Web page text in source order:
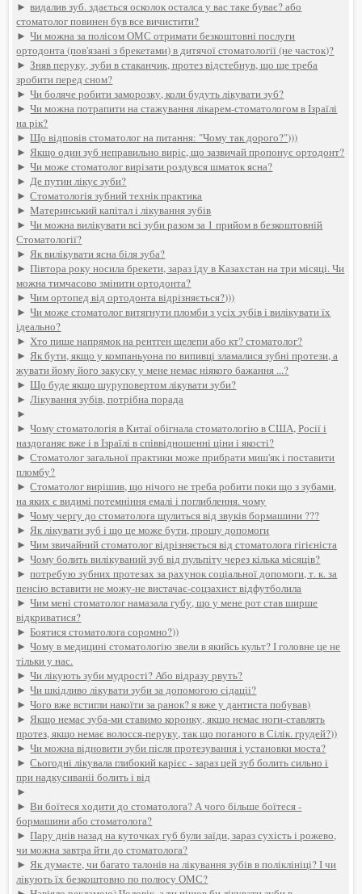
►видалив зуб. здається осколок осталса у вас таке буває? або
стоматолог повинен був все вичистити?
►Чи можна за полісом ОМС отримати безкоштовні послуги
ортодонта (пов'язані з брекетами) в дитячої стоматології (не часток)?
►Зняв перуку, зуби в стаканчик, протез відстебнув, що ще треба
зробити перед сном?
►Чи боляче робити заморозку, коли будуть лікувати зуб?
►Чи можна потрапити на стажування лікарем-стоматологом в Ізраїлі
на рік?
►Що відповів стоматолог на питання: "Чому так дорого?")))
►Якщо один зуб неправильно виріс, що зазвичай пропонує ортодонт?
►Чи може стоматолог вирізати роздувся шматок ясна?
►Де путин лікує зуби?
►Стоматологія зубний технік практика
►Материнський капітал і лікування зубів
►Чи можна вилікувати всі зуби разом за 1 прийом в безкоштовній
Стоматології?
►Як вилікувати ясна біля зуба?
►Півтора року носила брекети, зараз їду в Казахстан на три місяці. Чи
можна тимчасово змінити ортодонта?
►Чим ортопед від ортодонта відрізняється?)))
►Чи може стоматолог витягнути пломби з усіх зубів і вилікувати їх
ідеально?
►Хто пише напрямок на рентген щелепи або кт? стоматолог?
►Як бути, якщо у компаньyoна по випивці зламалися зубні протези, а
жувати йому його закуску у мене немає ніякого бажання ...?
►Що буде якщо шуруповертом лікувати зуби?
►Лікування зубів, потрібна порада
►
►Чому стоматологія в Китаї обігнала стоматологію в США, Росії і
наздоганяє вже і в Ізраїлі в співвідношенні ціни і якості?
►Стоматолог загальної практики може прибрати миш'як і поставити
пломбу?
►Стоматолог вирішив, що нічого не треба робити поки що з зубами,
на яких є видимі потемніння емалі і поглиблення. чому
►Чому чергу до стоматолога щулиться від звуків бормашини ???
►Як лікувати зуб і що це може бути, прошу допомоги
►Чим звичайний стоматолог відрізняється від стоматолога гігієніста
►Чому болить вилікуваний зуб від пульпіту через кілька місяців?
►потребую зубних протезах за рахунок соціальної допомоги, т. к. за
пенсію вставити не можу-не вистачає-соцзахист відфутболила
►Чим мені стоматолог намазала губу, що у мене рот став ширше
відкриватися?
►Боятися стоматолога соромно?))
►Чому в медицині стоматологію звели в якийсь культ? І головне це не
тільки у нас.
►Чи лікують зуби мудрості? Або відразу рвуть?
►Чи шкідливо лікувати зуби за допомогою сідаціі?
►Чого вже встигли накоїти за ранок? я вже у дантиста побував)
►Якщо немає зуба-ми ставимо коронку, якщо немає ноги-ставлять
протез, якщо немає волосся-перуку, так що поганого в Сілік. грудей?))
►Чи можна відновити зуби після протезування і установки моста?
►Сьогодні лікувала глибокий карієс - зараз цей зуб болить сильно і
при надкусиваніі болить і від
►
►Ви боїтеся ходити до стоматолога? А чого більше боїтеся -
бормашини або стоматолога?
►Пару днів назад на куточках губ були заїди, зараз сухість і рожево,
чи можна завтра йти до стоматолога?
►Як думаєте, чи багато талонів на лікування зубів в поліклініці? І чи
лікують їх безкоштовно по полюсу ОМС?